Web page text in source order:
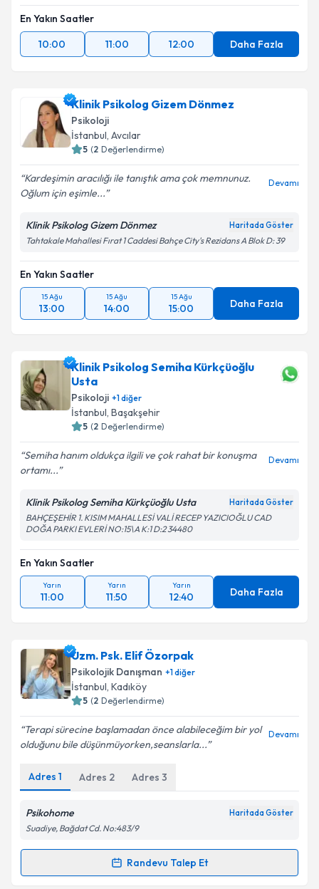
En Yakın Saatler
10:00
11:00 12:00 Daha Fazla
Klinik Psikolog Gizem Dönmez
Psikoloji
İstanbul, Avcılar
5 (2 Değerlendirme)
Kardeşimin aracılığı ile tanıştık ama çok memnunuz.
Oğlum için eşimle...
Devamı
Klinik Psikolog Gizem Dönmez Haritada Göster
Tahtakale Mahallesi Fırat 1 Caddesi Bahçe City's Rezidans A Blok D: 39
En Yakın Saatler
15 Ağu
13:00
15 Ağu
14:00
15 Ağu
15:00 Daha Fazla
Klinik Psikolog Semiha Kürkçüoğlu
Usta
Psikoloji +1diğer
İstanbul, Başakşehir
5 (2 Değerlendirme)
Semiha hanım oldukça ilgili ve çok rahat bir konuşma
ortamı...
Devamı
Klinik Psikolog Semiha Kürkçüoğlu Usta Haritada Göster
BAHÇEŞEHİR 1. KISIM MAHALLESİ VALİ RECEP YAZICIOĞLU CAD
DOĞA PARKI EVLERİ NO:15\A K:1 D:2 34480
En Yakın Saatler
Yarın
11:00
Yarın
11:50
Yarın
12:40 Daha Fazla
Uzm. Psk. Elif Özorpak
Psikolojik Danışman +1diğer
İstanbul, Kadıköy
5 (2 Değerlendirme)
Terapi sürecine başlamadan önce alabileceğim bir yol
olduğunu bile düşünmüyorken,seanslarla...
Devamı
Adres 1 Adres 2 Adres 3
Psikohome Haritada Göster
Suadiye, Bağdat Cd. No:483/9
Randevu Talep Et
Randevu Takvimi Talebi